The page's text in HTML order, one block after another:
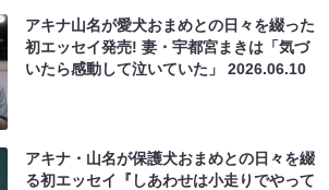
アキナ山名が愛犬おまめとの日々を綴った
初エッセイ発売! 妻・宇都宮まきは「気づ
いたら感動して泣いていた」2026.06.10
アキナ・山名が保護犬おまめとの日々を綴
る初エッセイ『しあわせは小走りでやって